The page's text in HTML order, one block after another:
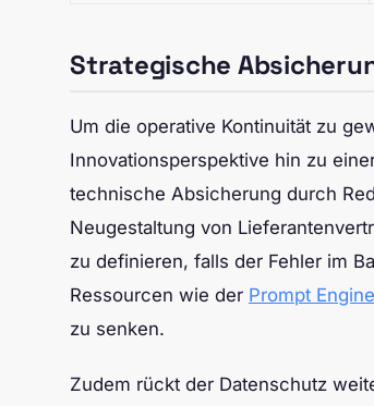
Strategische
Um die operative Kontinuität zu
Innovationsperspektive hin zu
technische Absicherung durch
Neugestaltung von
zu definieren, falls der Fehler im
Ressourcen wie der Prompt
zu senken.
Zudem rückt der Datenschutz